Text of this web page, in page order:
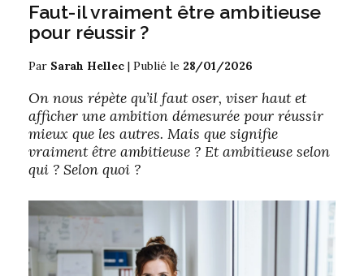
Faut-il vraiment être ambitieuse
pour réussir ?
Par Sarah Hellec | Publié le 28/01/2026
On nous répète qu’il faut oser, viser haut et
afficher une ambition démesurée pour réussir
mieux que les autres. Mais que signifie
vraiment être ambitieuse ? Et ambitieuse selon
qui ? Selon quoi ?